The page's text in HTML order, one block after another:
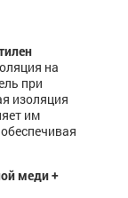
на
при
изоляция
им
меди +